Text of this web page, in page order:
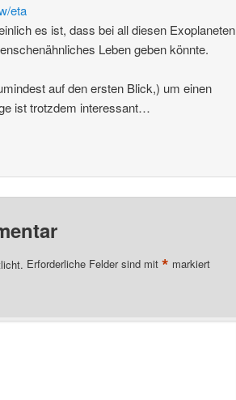
eta
es ist, dass bei all diesen Exoplaneten
Leben geben könnte.
auf den ersten Blick,) um einen
ist trotzdem interessant…
Erforderliche Felder sind mit* markiert